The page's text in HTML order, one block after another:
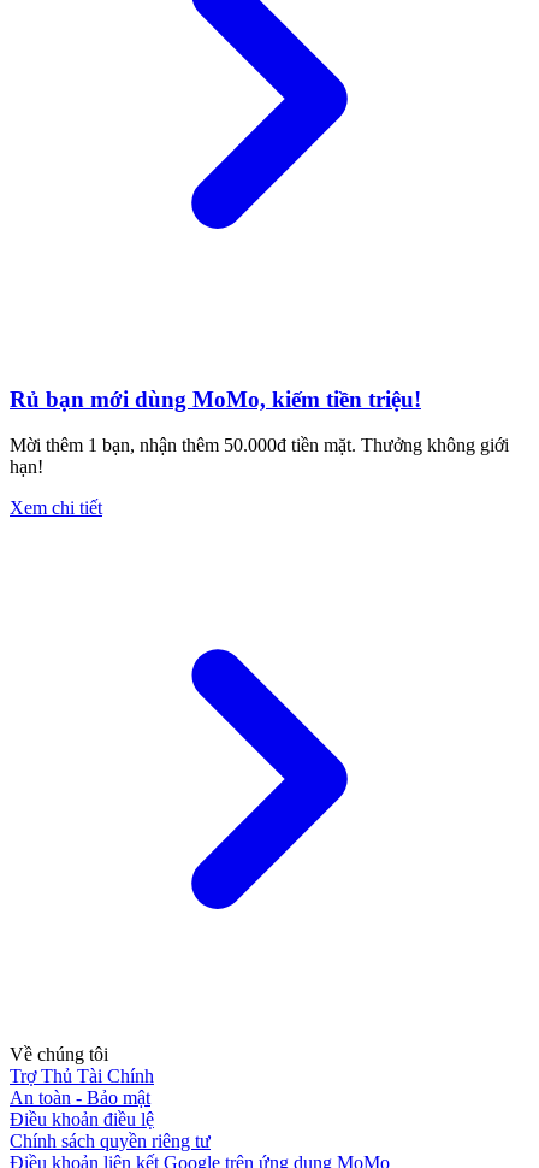
Rủ bạn mới dùng MoMo, kiếm tiền triệu!
Mời thêm 1 bạn, nhận thêm 50.000đ tiền mặt. Thưởng không giới
hạn!
Xem chi tiết
Về chúng tôi
Trợ Thủ Tài Chính
An toàn - Bảo mật
Điều khoản điều lệ
Chính sách quyền riêng tư
Điều khoản liên kết Google trên ứng dụng MoMo